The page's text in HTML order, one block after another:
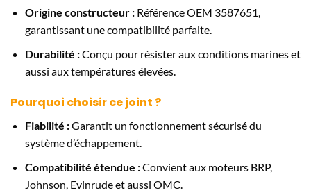
Origine constructeur :Référence OEM 3587651,
garantissant une compatibilité parfaite.
Durabilité :Conçu pour résister aux conditions marines et
aussi aux températures élevées.
Pourquoi choisir ce joint ?
Fiabilité :Garantit un fonctionnement sécurisé du
système d’échappement.
Compatibilité étendue :Convient aux moteurs BRP,
Johnson, Evinrude et aussi OMC.